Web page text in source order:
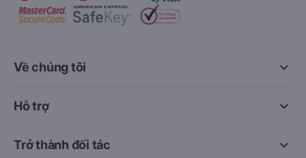
keyboard_arrow_down
Về chúng tôi
keyboard_arrow_down
Hỗ trợ
keyboard_arrow_down
Trở thành đối tác